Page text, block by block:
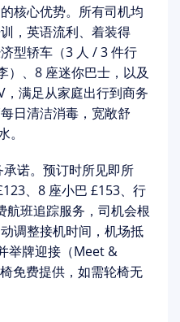
核心优势。所有司机均
，英语流利、着装得
型轿车（3 人 / 3 件行
）、8 座迷你巴士，以及
，满足从家庭出行到商务
日清洁消毒，宽敞舒
承诺。预订时所见即所
、8 座小巴 £153、行
航班追踪服务 ，司机会根
调整接机时间，机场抵
举牌迎接（Meet &
免费提供，如需轮椅无